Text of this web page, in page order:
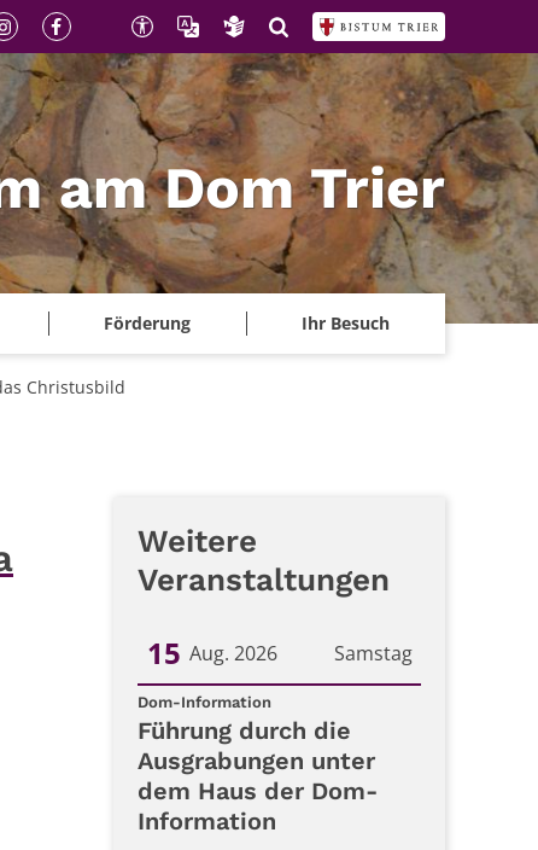
am Dom Trier
Förderung Ihr Besuch
Christusbild
Weitere
Veranstaltungen
Samstag
15 Aug. 2026
Datum: 15. August 2026
Dom-Information:
Führung durch die
Ausgrabungen unter
dem Haus der Dom-
Information